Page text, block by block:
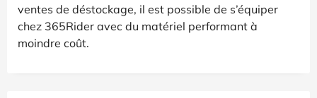
ventes de déstockage, il est possible de s’équiper
chez 365Rider avec du matériel performant à
moindre coût.